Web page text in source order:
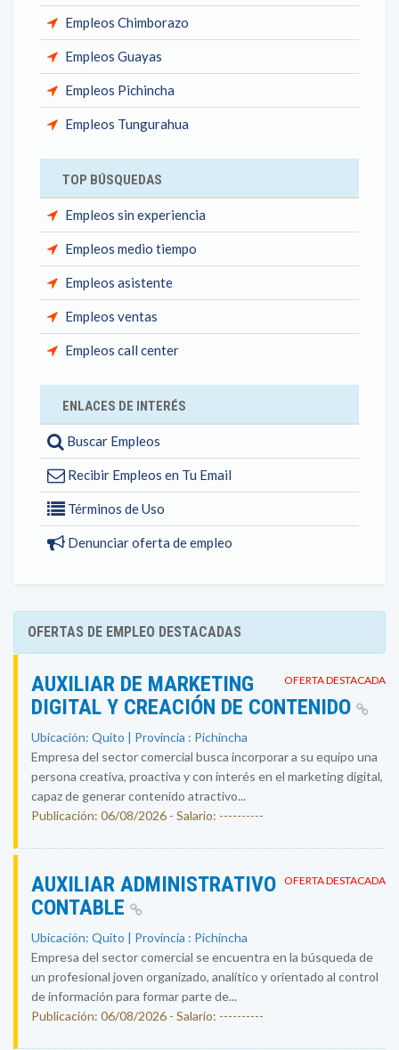
Empleos Chimborazo
Empleos Guayas
Empleos Pichincha
Empleos Tungurahua
TOP BÚSQUEDAS
Empleos sin experiencia
Empleos medio tiempo
Empleos asistente
Empleos ventas
Empleos call center
ENLACES DE INTERÉS
Buscar Empleos
Recibir Empleos en Tu Email
Términos de Uso
Denunciar oferta de empleo
OFERTAS DE EMPLEO DESTACADAS
OFERTA DESTACADA
AUXILIAR DE MARKETING
DIGITAL Y CREACIÓN DE CONTENIDO
Ubicación: Quito | Provincia : Pichincha
Empresa del sector comercial busca incorporar a su equipo una
persona creativa, proactiva y con interés en el marketing digital,
capaz de generar contenido atractivo...
Publicación: 06/08/2026 - Salario: ----------
OFERTA DESTACADA
AUXILIAR ADMINISTRATIVO
CONTABLE
Ubicación: Quito | Provincia : Pichincha
Empresa del sector comercial se encuentra en la búsqueda de
un profesional joven organizado, analítico y orientado al control
de información para formar parte de...
Publicación: 06/08/2026 - Salario: ----------